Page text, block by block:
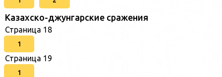
Казахско-джунгарские сражения
Страница 18
1
Страница 19
1